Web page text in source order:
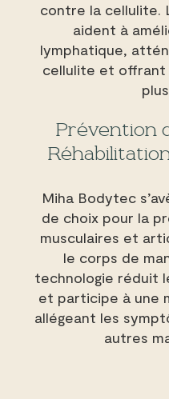
contre la cellulite.
aident à
lymphatique,
cellulite et offrant
Prévention
Miha Bodytec
de choix pour la
musculaires et
le corps de
technologie réduit
et participe à une
allégeant les
autres